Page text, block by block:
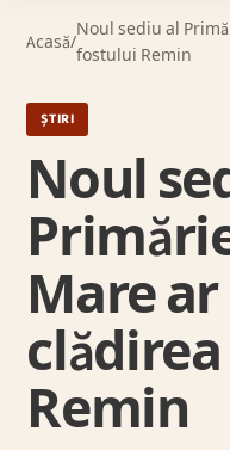
Acasă/
Noul sediu al
fostului Remin
ȘTIRI
Noul
Mare
Remin